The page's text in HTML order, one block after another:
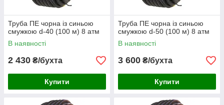
Труба ПЕ чорна із синьою
смужкою d-40 (100 м) 8 атм
В наявності
2 430 ₴/бухта
Купити
Труба ПЕ чорна із синьою
смужкою d-50 (100 м) 8 атм
В наявності
3 600 ₴/бухта
Купити